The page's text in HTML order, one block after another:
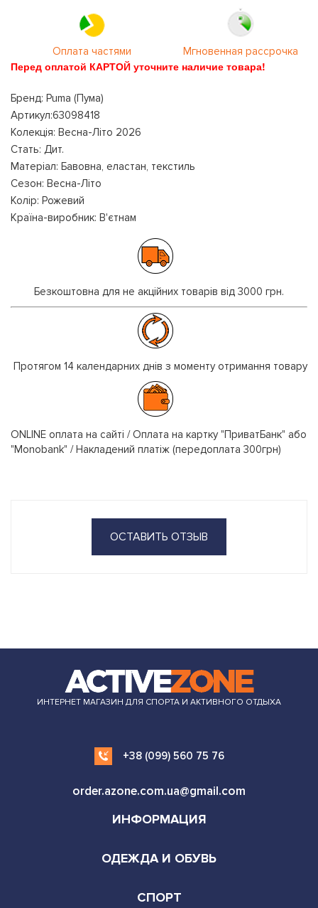
Оплата частями Мгновенная рассрочка
Перед оплатой КАРТОЙ уточните наличие товара!
Бренд: Puma (Пума)
Артикул:63098418
Колекція: Весна-Літо 2026
Стать: Дит.
Матеріал: Бавовна, еластан, текстиль
Сезон: Весна-Літо
Колір: Рожевий
Країна-виробник: В'єтнам
Безкоштовна для не акційних товарів від 3000 грн.
Протягом 14 календарних днів з моменту отримання товару
ONLINE оплата на сайті / Оплата на картку "ПриватБанк" або
"Monobank" / Накладений платіж (передоплата 300грн)
ОСТАВИТЬ ОТЗЫВ
ИНТЕРНЕТ МАГАЗИН ДЛЯ СПОРТА И АКТИВНОГО ОТДЫХА
+38 (099) 560 75 76
order.azone.com.ua@gmail.com
ИНФОРМАЦИЯ
ОДЕЖДА И ОБУВЬ
СПОРТ